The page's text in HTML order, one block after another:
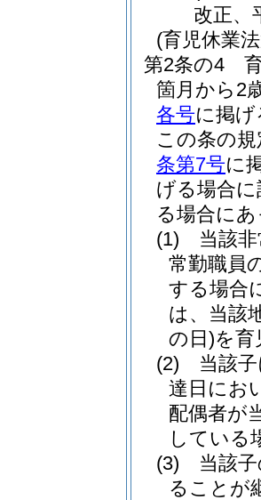
改正、
(育児休業
第2条の4
箇月から2
各号に掲
この条の
条第7号に
げる場合
る場合に
(1)
当該
常勤職員
する場合
は、当該
の日)を育
(2)
当該
達日にお
配偶者が
している
(3)
当該
ることが